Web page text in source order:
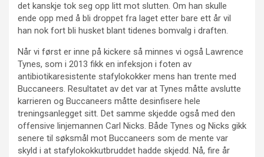
det kanskje tok seg opp litt mot slutten. Om han skulle
ende opp med å bli droppet fra laget etter bare ett år vil
han nok fort bli husket blant tidenes bomvalg i draften.
Når vi først er inne på kickere så minnes vi også Lawrence
Tynes, som i 2013 fikk en infeksjon i foten av
antibiotikaresistente stafylokokker mens han trente med
Buccaneers. Resultatet av det var at Tynes måtte avslutte
karrieren og Buccaneers måtte desinfisere hele
treningsanlegget sitt. Det samme skjedde også med den
offensive linjemannen Carl Nicks. Både Tynes og Nicks gikk
senere til søksmål mot Buccaneers som de mente var
skyld i at stafylokokkutbruddet hadde skjedd. Nå, fire år